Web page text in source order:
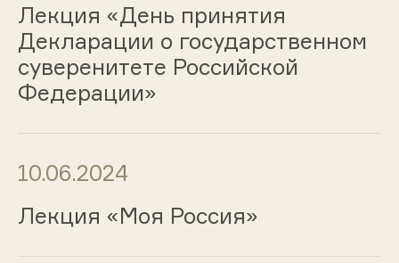
Лекция «День принятия
Декларации о государственном
суверенитете Российской
Федерации»
10.06.2024
Лекция «Моя Россия»